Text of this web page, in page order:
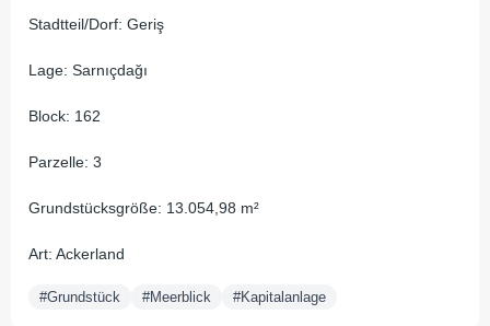
Stadtteil/Dorf: Geriş
Lage: Sarnıçdağı
Block: 162
Parzelle: 3
Grundstücksgröße: 13.054,98 m²
Art: Ackerland
#Grundstück #Meerblick #Kapitalanlage